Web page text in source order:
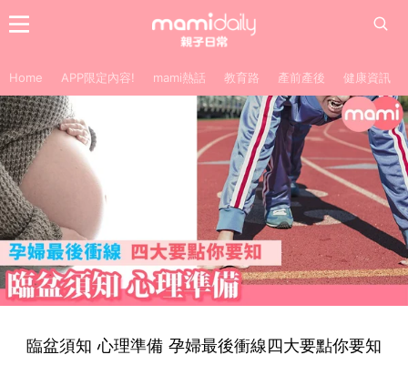
Home APP限定內容! mami熱話 教育路 產前產後 健康資訊
臨盆須知 心理準備 孕婦最後衝線四大要點你要知